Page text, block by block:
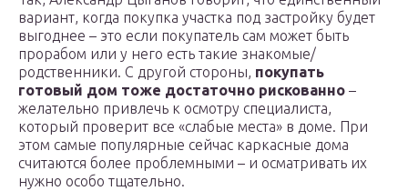
вариант, когда покупка участка под застройку будет
выгоднее – это если покупатель сам может быть
прорабом или у него есть такие знакомые/
родственники. С другой стороны, покупать
готовый дом тоже достаточно рискованно –
желательно привлечь к осмотру специалиста,
который проверит все «слабые места» в доме. При
этом самые популярные сейчас каркасные дома
считаются более проблемными – и осматривать их
нужно особо тщательно.